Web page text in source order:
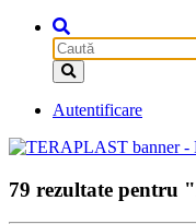
Autentificare
79 rezultate pentru